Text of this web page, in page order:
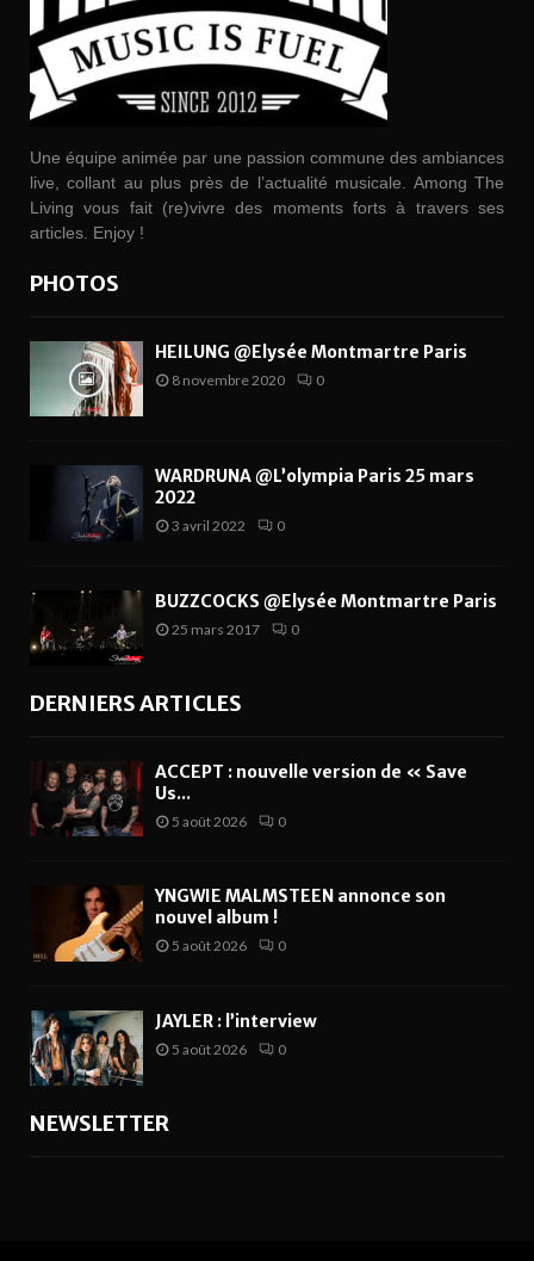
Une équipe animée par une passion commune des ambiances
live, collant au plus près de l’actualité musicale. Among The
Living vous fait (re)vivre des moments forts à travers ses
articles. Enjoy !
PHOTOS
HEILUNG @Elysée Montmartre Paris
8 novembre 2020 0
WARDRUNA @L’olympia Paris 25 mars
2022
3 avril 2022 0
BUZZCOCKS @Elysée Montmartre Paris
25 mars 2017 0
DERNIERS ARTICLES
ACCEPT : nouvelle version de « Save
Us...
5 août 2026 0
YNGWIE MALMSTEEN annonce son
nouvel album !
5 août 2026 0
JAYLER : l’interview
5 août 2026 0
NEWSLETTER